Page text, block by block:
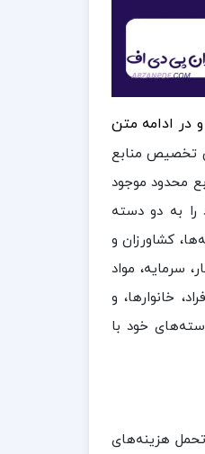
در ادامه متن
تخصیص منابع
محدود موجود
را به دو دسته
کشاورزان و
سرمایه، مواد
خانوارها، و
خود با
هزینه‌های